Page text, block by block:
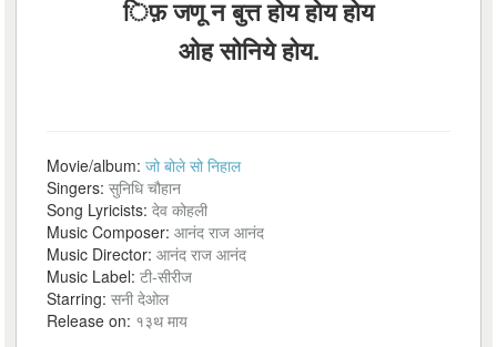
िफ़ जणू न बुत्त होय होय होय
ओह सोनिये होय.
Movie/album:जो बोले सो निहाल
Singers:सुनिधि चौहान
Song Lyricists:देव कोहली
Music Composer:आनंद राज आनंद
Music Director:आनंद राज आनंद
Music Label:टी-सीरीज
Starring:सनी देओल
Release on: १३थ माय